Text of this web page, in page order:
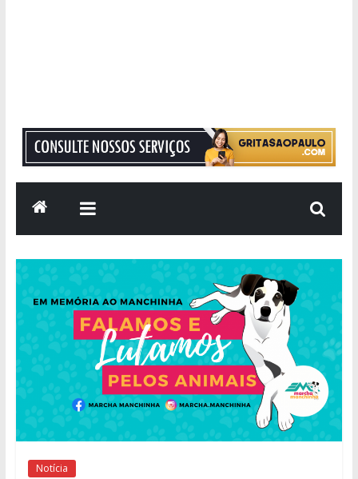
Grita
São
Paulo
Informação
com
Responsabilidade
Notícia